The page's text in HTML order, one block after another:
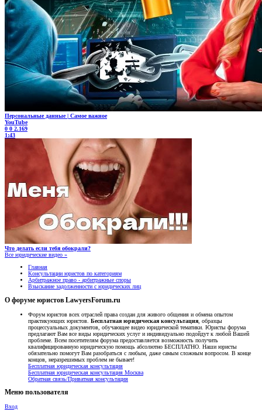
Персональные данные | Самое важное
YouTube
0 0 2.169
1:43
Что делать если тебя обокрали?
Все юридические видео »
Главная
Консультации юристов по категориям
Арбитражное право - арбитражные споры
Взыскание задолженности с юридических лиц
О форуме юристов LawyersForum.ru
Форум юристов всех отраслей права создан для живого общения и обмена опытом
практикующих юристов. Бесплатная юридическая консультация , образцы
процессуальных документов, обучающее видео юридической тематики. Юристы форума
предлагают Вам все виды юридических услуг и индивидуально подойдут к любой Вашей
проблеме. Всем посетителям форума предоставляется возможность получить
квалифицированную юридическую помощь абсолютно БЕСПЛАТНО. Наши юристы
обязательно помогут Вам разобраться с любым, даже самым сложным вопросом. В конце
концов, неразрешимых проблем не бывает!
Бесплатная юридическая консультация
Бесплатная юридическая консультация Москва
Обратная связь/Приватная консультация
Меню пользователя
Вход